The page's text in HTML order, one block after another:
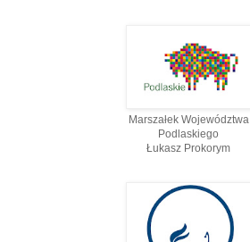
Marszałek Województwa
Podlaskiego
Łukasz Prokorym